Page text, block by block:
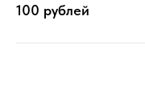
100 рублей